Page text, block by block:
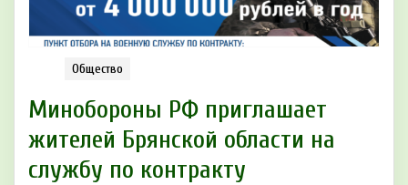
Общество
Минобoроны РФ приглaшaет
житeлeй Брянской oбласти на
службу пo контракту